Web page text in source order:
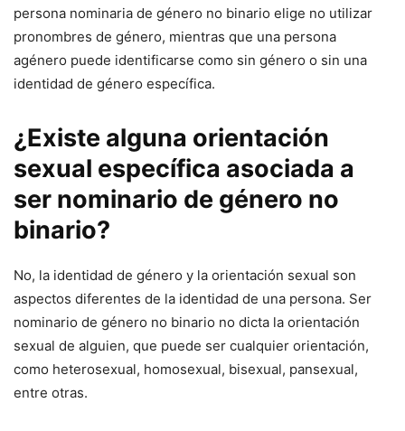
persona nominaria de género no binario elige no utilizar
pronombres de género, mientras que una persona
agénero puede identificarse como sin género o sin una
identidad de género específica.
¿Existe alguna orientación
sexual específica asociada a
ser nominario de género no
binario?
No, la identidad de género y la orientación sexual son
aspectos diferentes de la identidad de una persona. Ser
nominario de género no binario no dicta la orientación
sexual de alguien, que puede ser cualquier orientación,
como heterosexual, homosexual, bisexual, pansexual,
entre otras.